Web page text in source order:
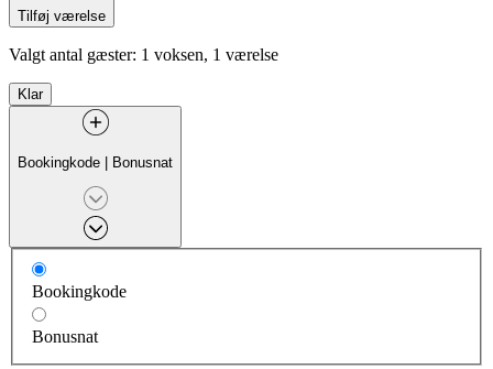
Tilføj værelse
Valgt antal gæster: 1 voksen, 1 værelse
Klar
Bookingkode | Bonusnat
Bookingkode
Bonusnat